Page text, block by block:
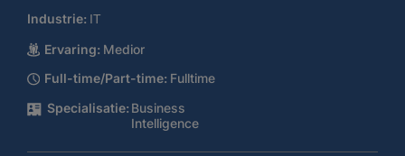
Industrie: IT
Ervaring: Medior
Full-time/Part-time: Fulltime
Specialisatie: Business
Intelligence